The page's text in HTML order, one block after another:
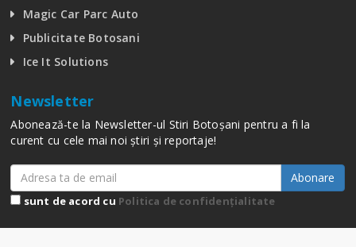
Magic Car Parc Auto
Publicitate Botosani
Ice It Solutions
Newsletter
Abonează-te la Newsletter-ul Stiri Botoșani pentru a fi la
curent cu cele mai noi știri și reportaje!
Abonare
sunt de acord cu Politica de confidențialitate